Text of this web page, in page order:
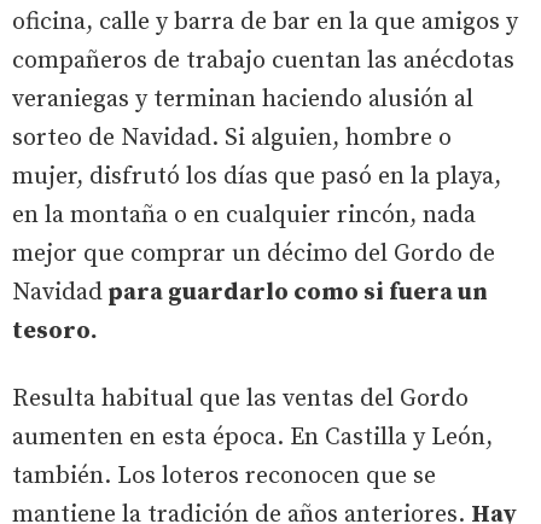
oficina, calle y barra de bar en la que amigos y
compañeros de trabajo cuentan las anécdotas
veraniegas y terminan haciendo alusión al
sorteo de Navidad. Si alguien, hombre o
mujer, disfrutó los días que pasó en la playa,
en la montaña o en cualquier rincón, nada
mejor que comprar un décimo del Gordo de
Navidad para guardarlo como si fuera un
tesoro.
Resulta habitual que las ventas del Gordo
aumenten en esta época. En Castilla y León,
también. Los loteros reconocen que se
mantiene la tradición de años anteriores. Hay